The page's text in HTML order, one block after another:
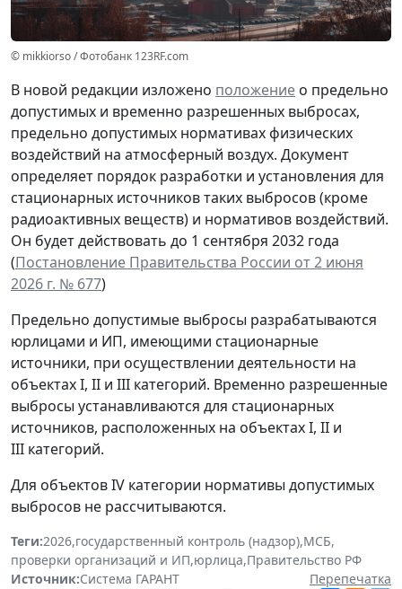
© mikkiorso / Фотобанк 123RF.com
В новой редакции изложено положение о предельно
допустимых и временно разрешенных выбросах,
предельно допустимых нормативах физических
воздействий на атмосферный воздух. Документ
определяет порядок разработки и установления для
стационарных источников таких выбросов (кроме
радиоактивных веществ) и нормативов воздействий.
Он будет действовать до 1 сентября 2032 года
(Постановление Правительства России от 2 июня
2026 г. № 677)
Предельно допустимые выбросы разрабатываются
юрлицами и ИП, имеющими стационарные
источники, при осуществлении деятельности на
объектах I, II и III категорий. Временно разрешенные
выбросы устанавливаются для стационарных
источников, расположенных на объектах I, II и
III категорий.
Для объектов IV категории нормативы допустимых
выбросов не рассчитываются.
Теги:2026,государственный контроль (надзор),МСБ,
проверки организаций и ИП,юрлица,Правительство РФ
Источник:Система ГАРАНТ
Перепечатка